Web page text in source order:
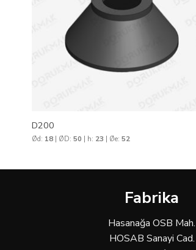
D200
Ød: 18| ØD: 50 | h: 23 | Øe: 52
Fabrika
Hasanağa OSB Mah.
HOSAB Sanayi Cad.